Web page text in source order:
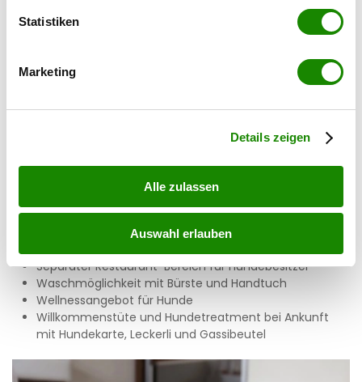
können
bestimmten Merkmalen (Fingerprinting) identifizieren
Erfahren Sie mehr darüber, wie Ihre persönlichen Daten
Statistiken
Marketing
Details zeigen
Alle zulassen
Auswahl erlauben
2019 können sich Hunde im Hundeparcour austoben.
Dogsitter Auf Wunsch
an die Tür )
Hunde in Wohnhalle mit der Kaminbar und Terrasse
Hundestation mit Hundebeutel und
Entsorgungsmöglichkeiten
Wanderwegen und Weiden
Rund um das Hotel verschiedene Möglichkeiten für
Separater Restaurant-Bereich für Hundebesitzer
Waschmöglichkeit mit Bürste und Handtuch
Wellnessangebot für Hunde
Willkommenstüte und Hundetreatment bei Ankunft
mit Hundekarte, Leckerli und Gassibeutel